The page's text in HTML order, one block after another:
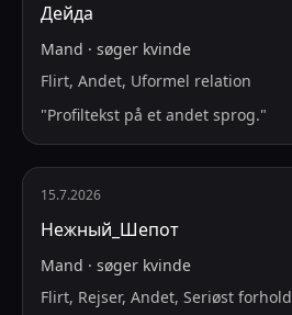
Дейда
Mand · søger kvinde
Flirt, Andet, Uformel relation
"Profiltekst på et andet sprog."
15.7.2026
Нежный_Шепот
Mand · søger kvinde
Flirt, Rejser, Andet, Seriøst forhold